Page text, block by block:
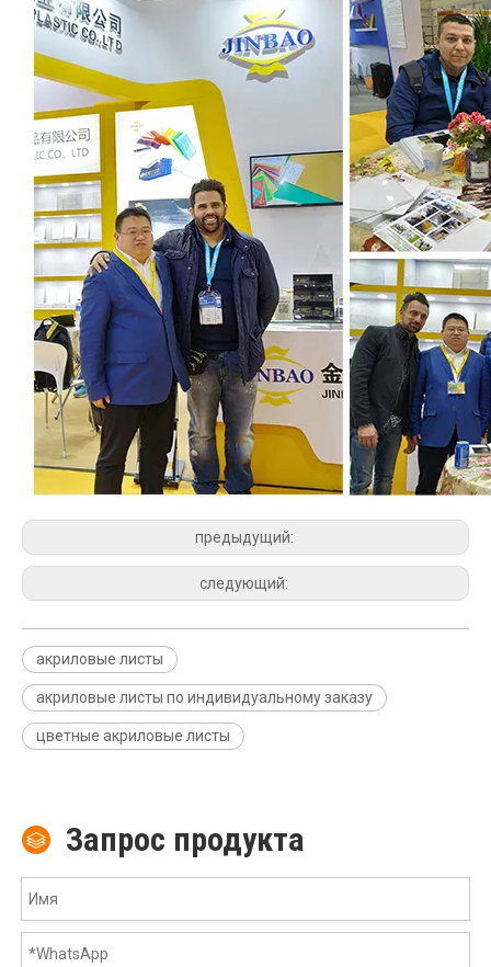
предыдущий:
следующий:
акриловые листы
акриловые листы по индивидуальному заказу
цветные акриловые листы
Запрос продукта